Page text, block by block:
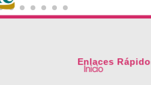
Enlaces
Inicio